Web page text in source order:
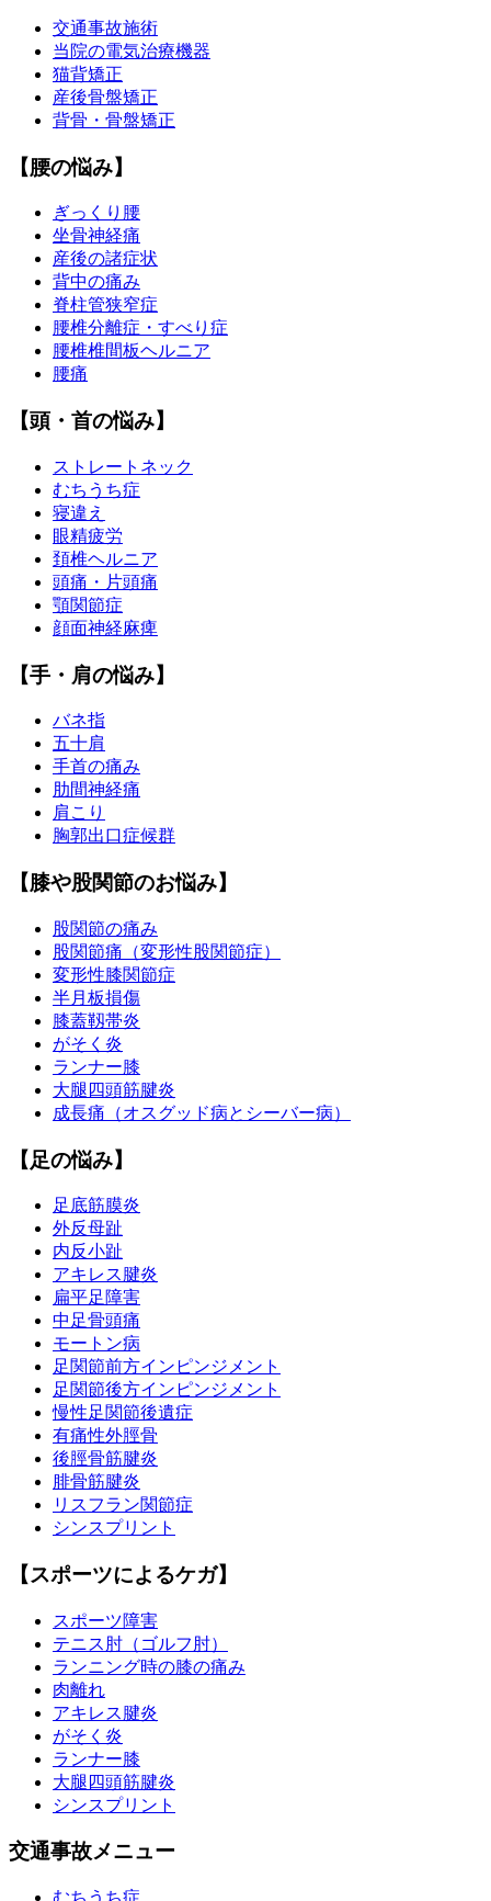
交通事故施術
当院の電気治療機器
猫背矯正
産後骨盤矯正
背骨・骨盤矯正
【腰の悩み】
ぎっくり腰
坐骨神経痛
産後の諸症状
背中の痛み
脊柱管狭窄症
腰椎分離症・すべり症
腰椎椎間板ヘルニア
腰痛
【頭・首の悩み】
ストレートネック
むちうち症
寝違え
眼精疲労
頚椎ヘルニア
頭痛・片頭痛
顎関節症
顔面神経麻痺
【手・肩の悩み】
バネ指
五十肩
手首の痛み
肋間神経痛
肩こり
胸郭出口症候群
【膝や股関節のお悩み】
股関節の痛み
股関節痛（変形性股関節症）
変形性膝関節症
半月板損傷
膝蓋靱帯炎
がそく炎
ランナー膝
大腿四頭筋腱炎
成長痛（オスグッド病とシーバー病）
【足の悩み】
足底筋膜炎
外反母趾
内反小趾
アキレス腱炎
扁平足障害
中足骨頭痛
モートン病
足関節前方インピンジメント
足関節後方インピンジメント
慢性足関節後遺症
有痛性外脛骨
後脛骨筋腱炎
腓骨筋腱炎
リスフラン関節症
シンスプリント
【スポーツによるケガ】
スポーツ障害
テニス肘（ゴルフ肘）
ランニング時の膝の痛み
肉離れ
アキレス腱炎
がそく炎
ランナー膝
大腿四頭筋腱炎
シンスプリント
交通事故メニュー
むちうち症